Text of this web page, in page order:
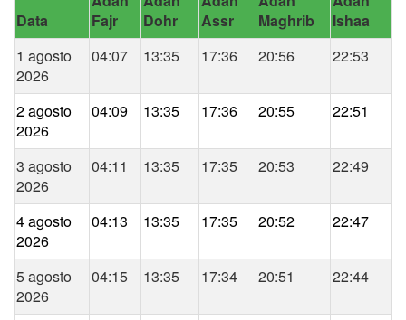
Data
Fajr
Dohr
Assr
Maghrib
Ishaa
1 agosto
2026
04:07 13:35 17:36 20:56 22:53
2 agosto
2026
04:09 13:35 17:36 20:55 22:51
3 agosto
2026
04:11 13:35 17:35 20:53 22:49
4 agosto
2026
04:13 13:35 17:35 20:52 22:47
5 agosto
2026
04:15 13:35 17:34 20:51 22:44